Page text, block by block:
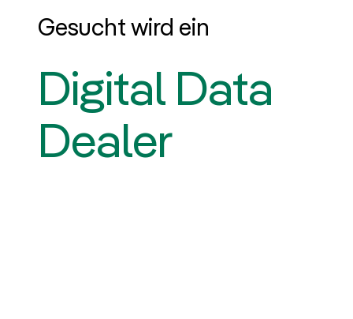
Gesucht wird ein
Digital Data
Dealer